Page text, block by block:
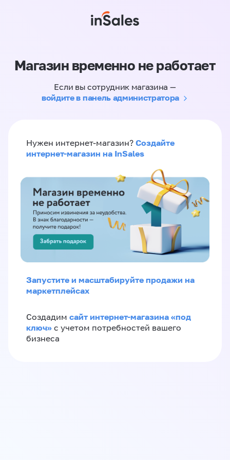
Магазин временно не работает
Если вы сотрудник магазина —
войдите в панель администратора
Нужен интернет-магазин? Создайте
интернет-магазин на InSales
Запустите и масштабируйте продажи на
маркетплейсах
Создадим сайт интернет-магазина «под
ключ» с учетом потребностей вашего
бизнеса